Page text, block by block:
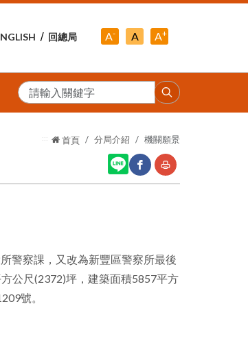
回總局 A-
級
A中
A+
級
搜
尋
::: 首頁 分局介紹 機關願景
享
印
警察課，又改為新豐區警察所最後
公尺(2372)坪，建築面積5857平方
號。